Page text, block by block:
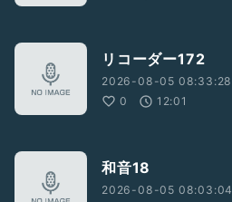
リコーダー172
2026-08-05 08:33:28
0
12:01
和音18
2026-08-05 08:03:04